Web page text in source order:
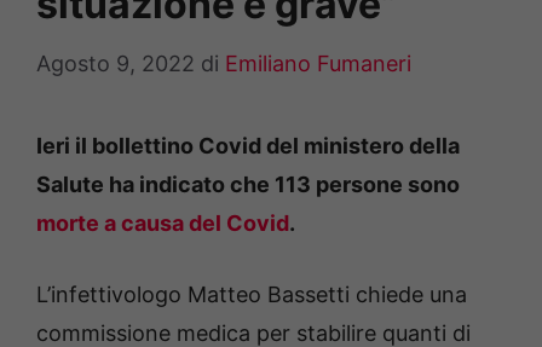
Agosto 9, 2022 di Emiliano Fumaneri
Ieri il bollettino Covid del ministero della
Salute ha indicato che 113 persone sono
morte a causa del Covid.
L’infettivologo Matteo Bassetti chiede una
commissione medica per stabilire quanti di